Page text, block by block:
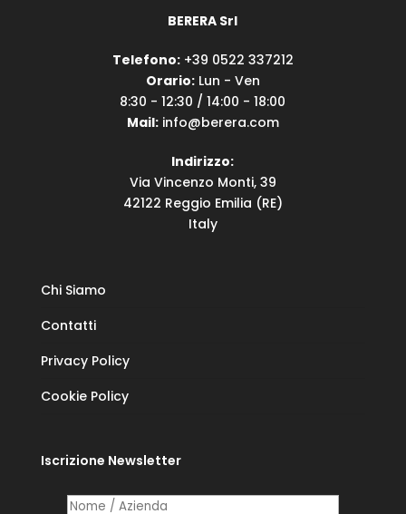
BERERA Srl
Telefono:+39 0522 337212
Orario:Lun - Ven
8:30 - 12:30 / 14:00 - 18:00
Mail:info@berera.com
Indirizzo:
Via Vincenzo Monti, 39
42122 Reggio Emilia (RE)
Italy
Chi Siamo
Contatti
Privacy Policy
Cookie Policy
Iscrizione Newsletter
Nome /​ Azienda